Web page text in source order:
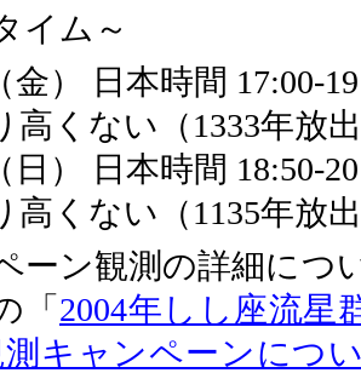
イム～
金） 日本時間 17:00-
高くない（1333年放
日） 日本時間 18:50-
高くない（1135年放
ーン観測の詳細につ
「 2004年しし座流星
キャンペーンにつ